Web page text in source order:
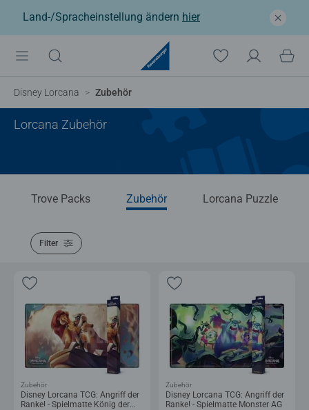
Land-/Spracheinstellung ändern hier
Disney Lorcana Zubehör
Lorcana Zubehör
Trove Packs Zubehör Lorcana Puzzle
Filter
Disney Lorcana TCG: Angriff der
Ranke! - Spielmatte König der
Zubehör
Disney Lorcana TCG: Angriff der
Ranke! - Spielmatte Monster AG
Zubehör